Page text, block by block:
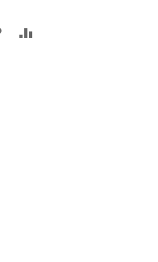
ADAUGATI